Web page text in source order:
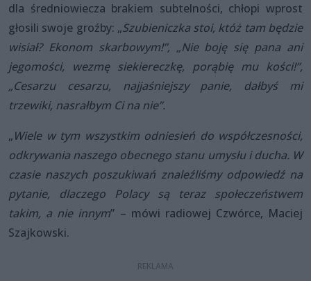
dla średniowiecza brakiem subtelności, chłopi wprost
głosili swoje groźby: „Szubieniczka stoi, któż tam będzie
wisiał? Ekonom skarbowym!”, „Nie boję się pana ani
jegomości, wezmę siekiereczkę, porąbię mu kości!”,
„Cesarzu cesarzu, najjaśniejszy panie, dałbyś mi
trzewiki, nasrałbym Ci na nie”.
„Wiele w tym wszystkim odniesień do współczesności,
odkrywania naszego obecnego stanu umysłu i ducha. W
czasie naszych poszukiwań znaleźliśmy odpowiedź na
pytanie, dlaczego Polacy są teraz społeczeństwem
takim, a nie innym” – mówi radiowej Czwórce, Maciej
Szajkowski.